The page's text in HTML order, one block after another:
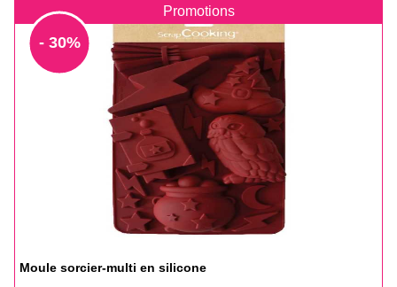
Promotions
- 30%
Moule sorcier-multi en silicone